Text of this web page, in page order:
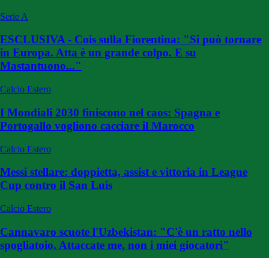
Serie A
ESCLUSIVA - Cois sulla Fiorentina: "Si può tornare
in Europa. Atta è un grande colpo. E su
Mastantuono..."
Calcio Estero
I Mondiali 2030 finiscono nel caos: Spagna e
Portogallo vogliono cacciare il Marocco
Calcio Estero
Messi stellare: doppietta, assist e vittoria in League
Cup contro il San Luis
Calcio Estero
Cannavaro scuote l'Uzbekistan: "C'è un ratto nello
spogliatoio. Attaccate me, non i miei giocatori"